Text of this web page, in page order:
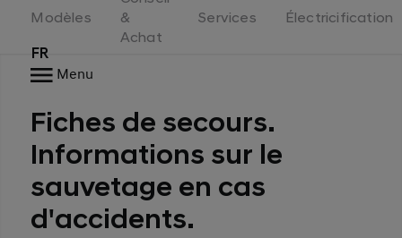
Switzerland
Modèles
&
Achat
Services Électricification
FR
Menu
Fiches de secours.
Informations sur le
sauvetage en cas
d'accidents.